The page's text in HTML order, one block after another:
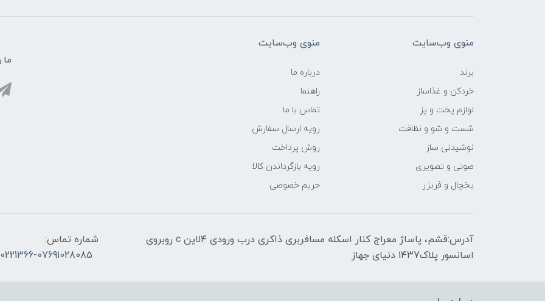
منوی وب‌سایت
برند
خردکن و غذاساز
لوازم پخت و پز
شست و شو و نظافت
نوشیدنی ساز
صوتی و تصویری
یخچال و فریزر
منوی وب‌سایت
درباره ما
راهنما
تماس با ما
رویه ارسال سفارش
روش پرداخت
رویه‌ بازگرداندن کالا
حریم خصوصی
ما
آدرس:قشم، پاساژ معراج کنار اسکله مسافربری ذاکری درب ورودی ۴لاین c روبروی
اسانسور پلاک۱۴۳7 دنیای جهاز
شماره تماس:
07691028085